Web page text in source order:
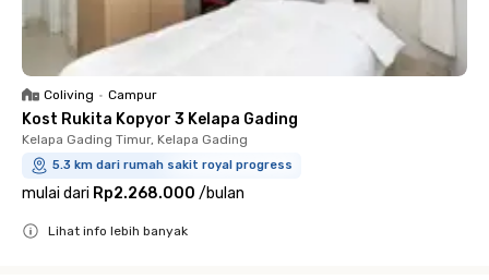
Coliving • Campur
Kost Rukita Kopyor 3 Kelapa Gading
Kelapa Gading Timur, Kelapa Gading
5.3 km dari rumah sakit royal progress
mulai dari Rp2.268.000 /bulan
Lihat info lebih banyak